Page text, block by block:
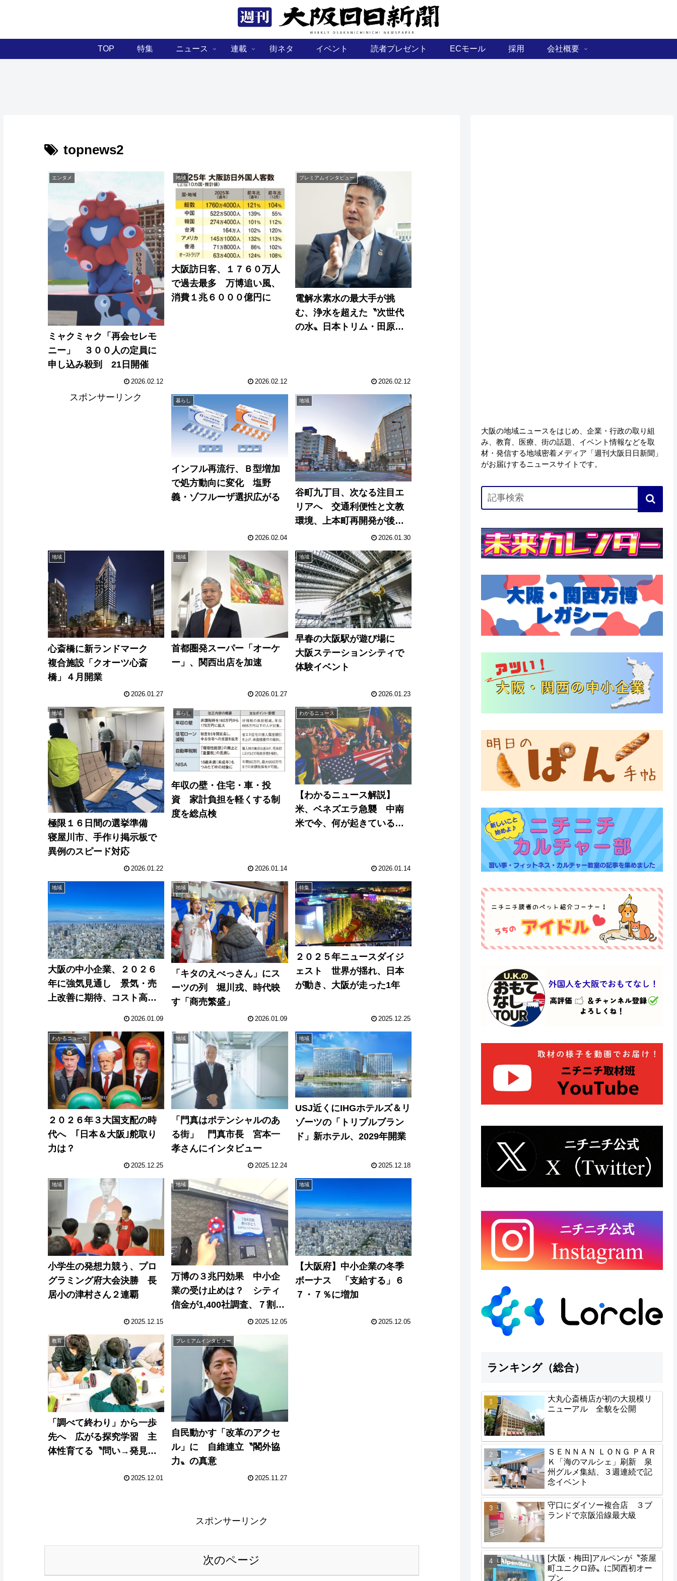
TOP 特集 ニュース 連載 街ネタ イベント 読者プレゼント ECモール 採用 会社概要
topnews2
エンタメ
ミャクミャク「再会セレモ
ニー」 ３００人の定員に
申し込み殺到 21日開催
2026.02.12
地域
大阪訪日客、１７６０万人
で過去最多 万博追い風、
消費１兆６０００億円に
2026.02.12
プレミアムインタビュー
電解水素水の最大手が挑
む、浄水を超えた〝次世代
の水〟日本トリム・田原社
2026.02.12
スポンサーリンク 暮らし
インフル再流行、Ｂ型増加
で処方動向に変化 塩野
義・ゾフルーザ選択広がる
2026.02.04
地域
谷町九丁目、次なる注目エ
リアへ 交通利便性と文教
環境、上本町再開発が後押
2026.01.30
地域
心斎橋に新ランドマーク
複合施設「クオーツ心斎
橋」４月開業
2026.01.27
地域
首都圏発スーパー「オーケ
ー」、関西出店を加速
2026.01.27
地域
早春の大阪駅が遊び場に
大阪ステーションシティで
体験イベント
2026.01.23
地域
極限１６日間の選挙準備
寝屋川市、手作り掲示板で
異例のスピード対応
2026.01.22
暮らし
年収の壁・住宅・車・投
資 家計負担を軽くする制
度を総点検
2026.01.14
わかるニュース
【わかるニュース解説】
米、ベネズエラ急襲 中南
米で今、何が起きているの
2026.01.14
地域
大阪の中小企業、２０２６
年に強気見通し 景気・売
上改善に期待、コスト高に
2026.01.09
地域
「キタのえべっさん」にス
ーツの列 堀川戎、時代映
す「商売繁盛」
2026.01.09
特集
２０２５年ニュースダイジ
ェスト 世界が揺れ、日本
が動き、大阪が走った1年
2025.12.25
わかるニュース
２０２６年３大国支配の時
代へ ｢日本＆大阪｣舵取り
力は？
2025.12.25
地域
「門真はポテンシャルのあ
る街」 門真市長 宮本一
孝さんにインタビュー
2025.12.24
地域
USJ近くにIHGホテルズ＆リ
ゾーツの「トリプルブラン
ド」新ホテル、2029年開業
2025.12.18
地域
小学生の発想力競う、プロ
グラミング府大会決勝 長
居小の津村さん２連覇
2025.12.15
地域
万博の３兆円効果 中小企
業の受け止めは？ シティ
信金が1,400社調査、７割が
「大阪経済に効果」 2025.12.05
地域
【大阪府】中小企業の冬季
ボーナス 「支給する」６
７・７％に増加
2025.12.05
教育
「調べて終わり」から一歩
先へ 広がる探究学習 主
体性育てる〝問い→発見→
2025.12.01
プレミアムインタビュー
自民動かす「改革のアクセ
ル」に 自維連立〝閣外協
力〟の真意
2025.11.27
スポンサーリンク
次のページ
大阪の地域ニュースをはじめ、企業・行政の取り組
み、教育、医療、街の話題、イベント情報などを取
材・発信する地域密着メディア「週刊大阪日日新聞」
がお届けするニュースサイトです。
ランキング（総合）
経済
大丸心斎橋店が初の大規模リ
ニューアル 全貌を公開
地域
ＳＥＮＮＡＮ ＬＯＮＧ ＰＡＲ
Ｋ「海のマルシェ」刷新 泉
州グルメ集結、３週連続で記
念イベント
地域
守口にダイソー複合店 ３ブ
ランドで京阪沿線最大級
地域
[大阪・梅田]アルペンが〝茶屋
町ユニクロ跡〟に関西初オー
プン